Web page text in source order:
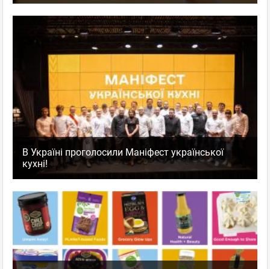
В Україні проголосили Маніфест української
кухні!